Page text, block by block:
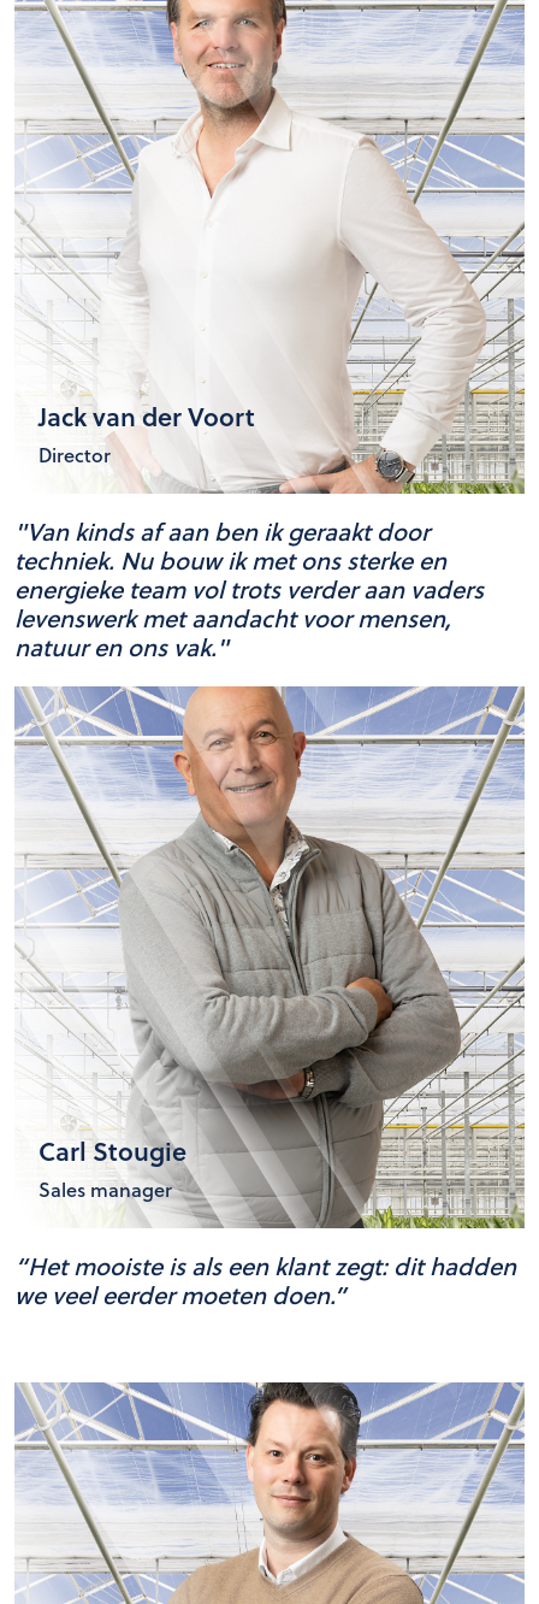
Jack van der Voort
Director
"Van kinds af aan ben ik geraakt door
techniek. Nu bouw ik met ons sterke en
energieke team vol trots verder aan vaders
levenswerk met aandacht voor mensen,
natuur en ons vak."
Carl Stougie
Sales manager
“Het mooiste is als een klant zegt: dit hadden
we veel eerder moeten doen.”